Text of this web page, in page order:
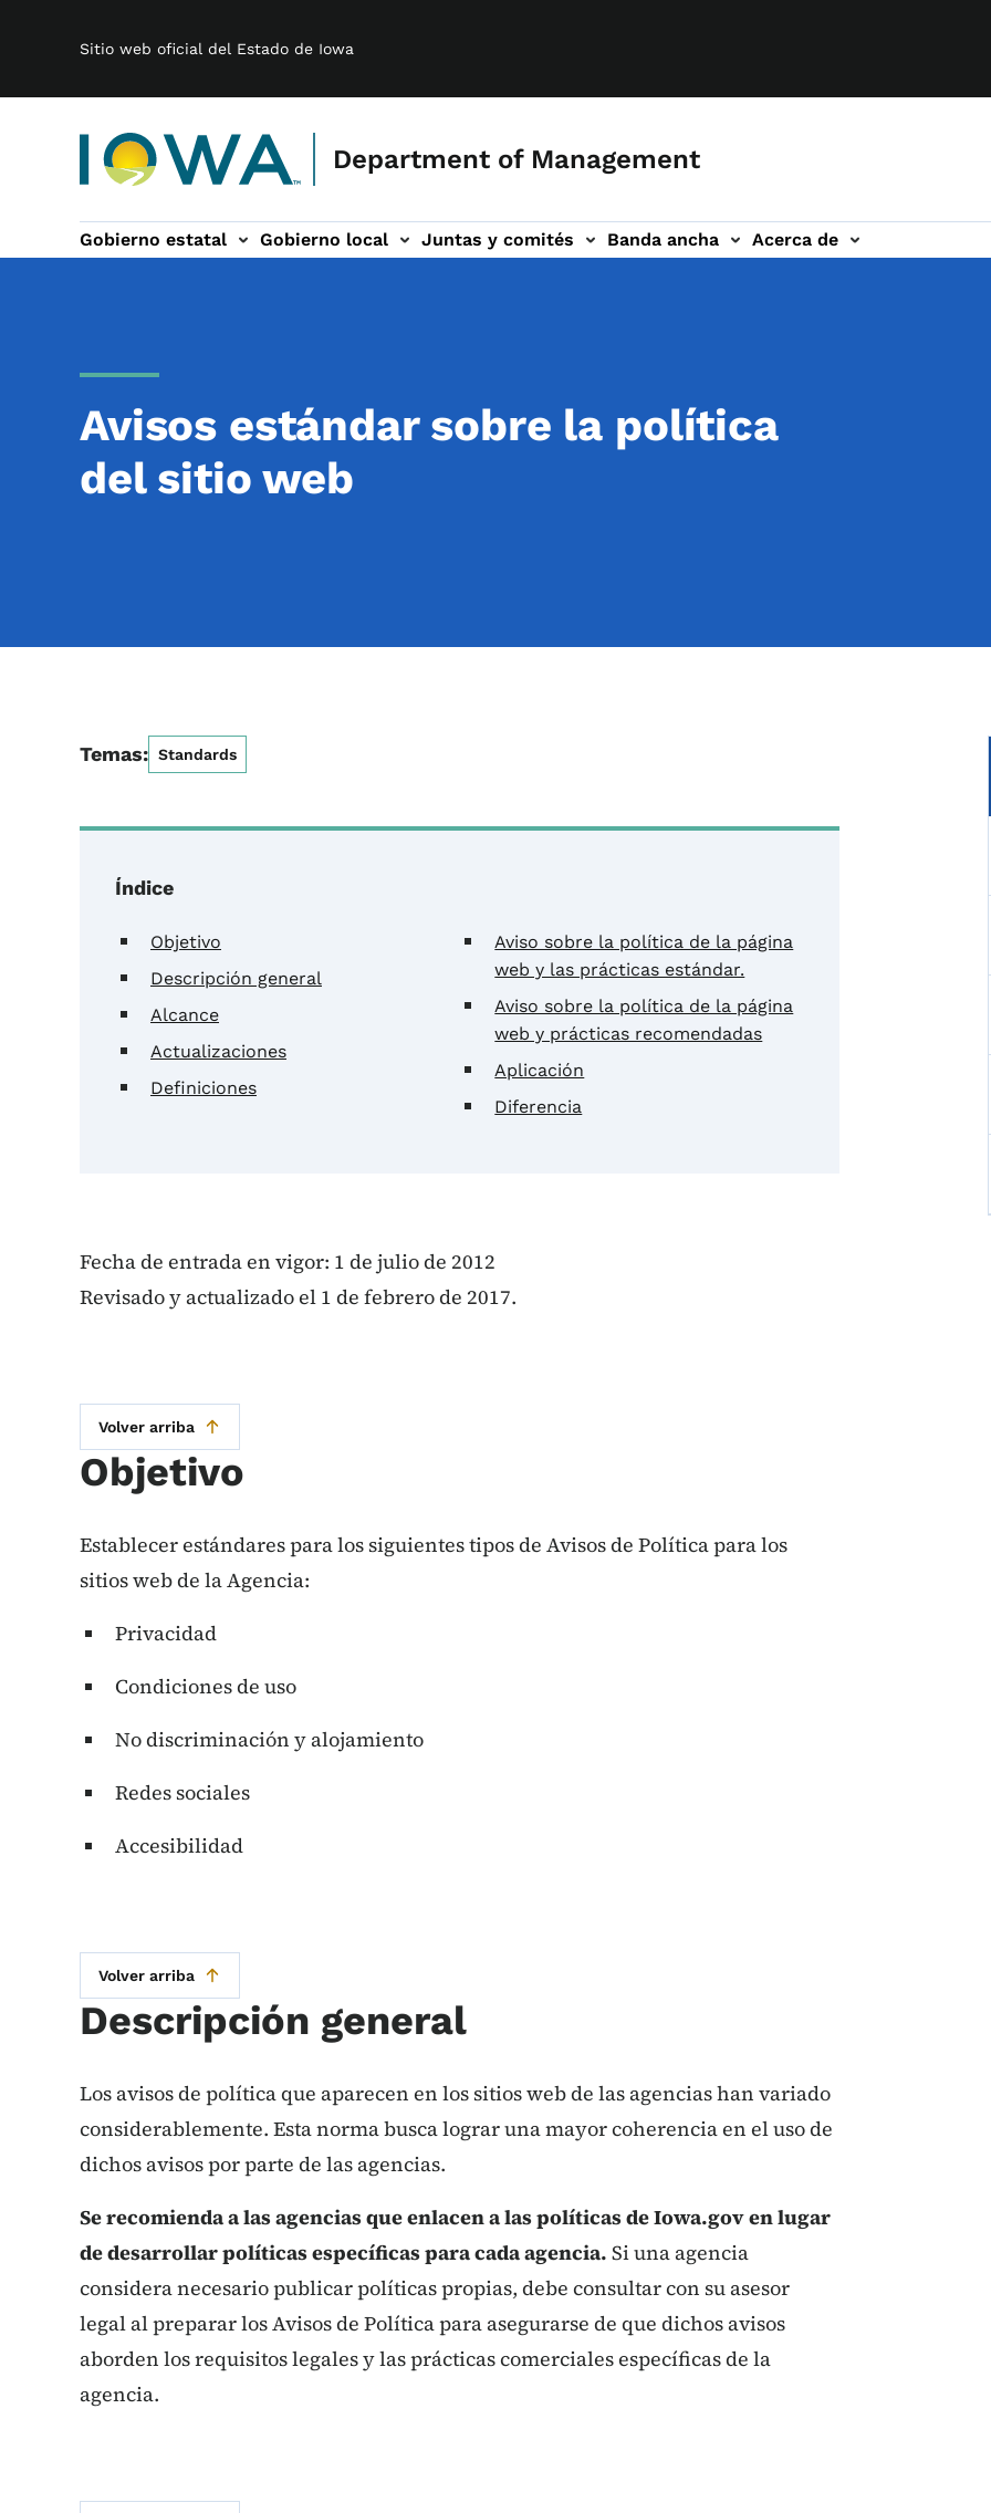
Sitio web oficial del Estado de Iowa
Department of Management
Gobierno estatal Gobierno local Juntas y comités
sub-navegación Banda ancha
Banda ancha sub-navegación Acerca de
Acerca de sub-navegación
Avisos estándar sobre la política
del sitio web
Temas: Standards
Índice
Objetivo
Descripción general
Alcance
Actualizaciones
Definiciones
Aviso sobre la política de la página
web y las prácticas estándar.
Aviso sobre la política de la página
web y prácticas recomendadas
Aplicación
Diferencia
Fecha de entrada en vigor: 1 de julio de 2012
Revisado y actualizado el 1 de febrero de 2017.
Volver arriba
Objetivo
Establecer estándares para los siguientes tipos de Avisos de Política para los
sitios web de la Agencia:
Privacidad
Condiciones de uso
No discriminación y alojamiento
Redes sociales
Accesibilidad
Volver arriba
Descripción general
Los avisos de política que aparecen en los sitios web de las agencias han variado
considerablemente. Esta norma busca lograr una mayor coherencia en el uso de
dichos avisos por parte de las agencias.
Se recomienda a las agencias que enlacen a las políticas de Iowa.gov en lugar
de desarrollar políticas específicas para cada agencia. Si una agencia
considera necesario publicar políticas propias, debe consultar con su asesor
legal al preparar los Avisos de Política para asegurarse de que dichos avisos
aborden los requisitos legales y las prácticas comerciales específicas de la
agencia.